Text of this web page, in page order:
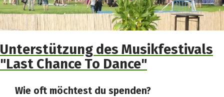
Unterstützung des Musikfestivals
"Last Chance To Dance"
Wie oft möchtest du spenden?